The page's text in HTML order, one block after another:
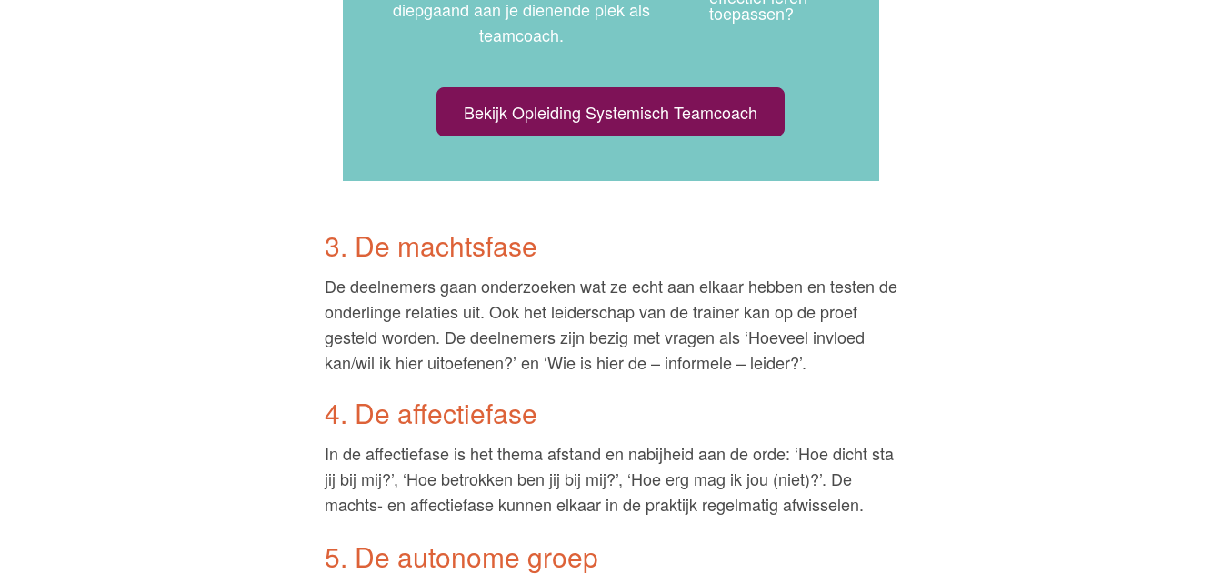
diepgaand aan je dienende plek als
teamcoach.
Bekijk Opleiding Systemisch Teamcoach
3. De machtsfase
De deelnemers gaan onderzoeken wat ze echt aan elkaar hebben en testen de
onderlinge relaties uit. Ook het leiderschap van de trainer kan op de proef
gesteld worden. De deelnemers zijn bezig met vragen als ‘Hoeveel invloed
kan/wil ik hier uitoefenen?’ en ‘Wie is hier de – informele – leider?’.
4. De affectiefase
In de affectiefase is het thema afstand en nabijheid aan de orde: ‘Hoe dicht sta
jij bij mij?’, ‘Hoe betrokken ben jij bij mij?’, ‘Hoe erg mag ik jou (niet)?’. De
machts- en affectiefase kunnen elkaar in de praktijk regelmatig afwisselen.
5. De autonome groep